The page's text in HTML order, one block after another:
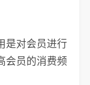
对会员进行
会员的消费频